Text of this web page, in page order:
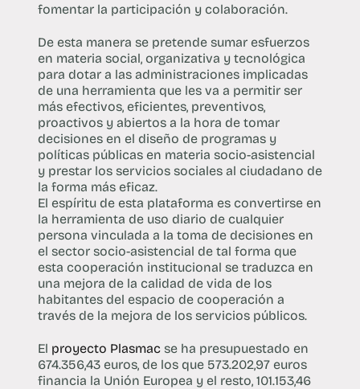
fomentar la participación y colaboración.
De esta manera se pretende sumar esfuerzos
en materia social, organizativa y tecnológica
para dotar a las administraciones implicadas
de una herramienta que les va a permitir ser
más efectivos, eficientes, preventivos,
proactivos y abiertos a la hora de tomar
decisiones en el diseño de programas y
políticas públicas en materia socio-asistencial
y prestar los servicios sociales al ciudadano de
la forma más eficaz.
El espíritu de esta plataforma es convertirse en
la herramienta de uso diario de cualquier
persona vinculada a la toma de decisiones en
el sector socio-asistencial de tal forma que
esta cooperación institucional se traduzca en
una mejora de la calidad de vida de los
habitantes del espacio de cooperación a
través de la mejora de los servicios públicos.
El proyecto Plasmacse ha presupuestado en
674.356,43 euros, de los que 573.202,97 euros
financia la Unión Europea y el resto, 101.153,46